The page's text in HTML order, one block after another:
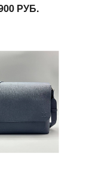
РУБ.